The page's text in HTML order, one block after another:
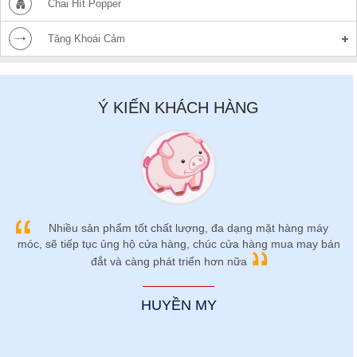
Chai Hít Popper
Tăng Khoái Cảm
Ý KIẾN KHÁCH HÀNG
Nhiều sản phẩm tốt chất lượng, đa dạng mặt hàng máy
móc, sẽ tiếp tục ủng hộ cửa hàng, chúc cửa hàng mua may bán
đắt và càng phát triển hơn nữa
HUYỀN MY